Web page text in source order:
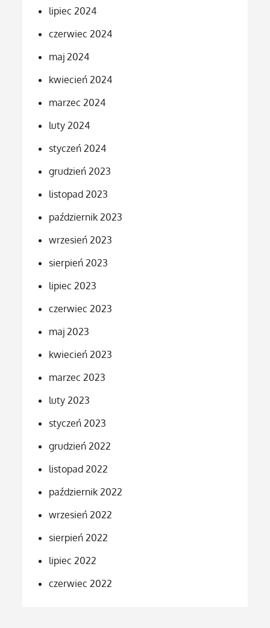
lipiec 2024
czerwiec 2024
maj 2024
kwiecień 2024
marzec 2024
luty 2024
styczeń 2024
grudzień 2023
listopad 2023
październik 2023
wrzesień 2023
sierpień 2023
lipiec 2023
czerwiec 2023
maj 2023
kwiecień 2023
marzec 2023
luty 2023
styczeń 2023
grudzień 2022
listopad 2022
październik 2022
wrzesień 2022
sierpień 2022
lipiec 2022
czerwiec 2022